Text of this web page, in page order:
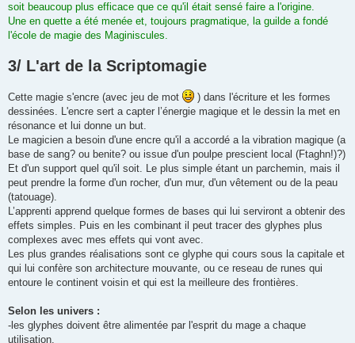
soit beaucoup plus efficace que ce qu'il était sensé faire a l'origine.
Une en quette a été menée et, toujours pragmatique, la guilde a fondé
l'école de magie des Maginiscules.
3/ L'art de la Scriptomagie
Cette magie s'encre (avec jeu de mot
) dans l'écriture et les formes
dessinées. L'encre sert a capter l’énergie magique et le dessin la met en
résonance et lui donne un but.
Le magicien a besoin d'une encre qu'il a accordé a la vibration magique (a
base de sang? ou benite? ou issue d'un poulpe prescient local (Ftaghn!)?)
Et d'un support quel qu'il soit. Le plus simple étant un parchemin, mais il
peut prendre la forme d'un rocher, d'un mur, d'un vêtement ou de la peau
(tatouage).
L’apprenti apprend quelque formes de bases qui lui serviront a obtenir des
effets simples. Puis en les combinant il peut tracer des glyphes plus
complexes avec mes effets qui vont avec.
Les plus grandes réalisations sont ce glyphe qui cours sous la capitale et
qui lui confère son architecture mouvante, ou ce reseau de runes qui
entoure le continent voisin et qui est la meilleure des frontières.
Selon les univers :
-les glyphes doivent être alimentée par l'esprit du mage a chaque
utilisation.